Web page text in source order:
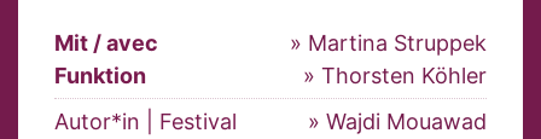
Mit / avec
» Martina Struppek
Funktion
» Thorsten Köhler
Autor*in | Festival
» Wajdi Mouawad